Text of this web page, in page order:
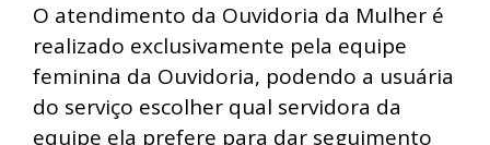
O atendimento da Ouvidoria da Mulher é
realizado exclusivamente pela equipe
feminina da Ouvidoria, podendo a usuária
do serviço escolher qual servidora da
equipe ela prefere para dar seguimento